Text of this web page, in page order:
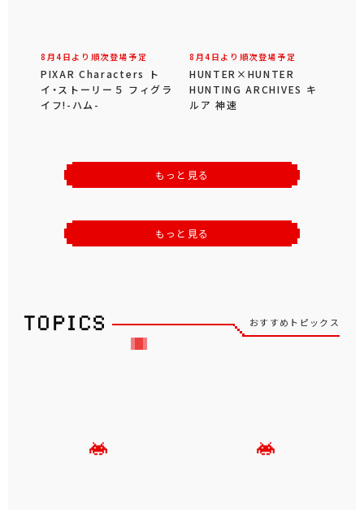
8月4日より順次登場予定
PIXAR Characters ト
イ・ストーリー５ フィグラ
イフ!-ハム-
8月4日より順次登場予定
HUNTER×HUNTER
HUNTING ARCHIVES キ
ルア 神速
もっと見る
もっと見る
おすすめトピックス